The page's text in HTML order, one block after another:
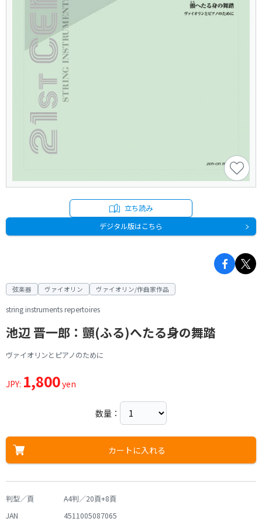
立ち読み
デジタル版はこちら
弦楽器 ヴァイオリン ヴァイオリン/作曲家作品
string instruments repertoires
池辺 晋一郎：顫(ふる)へたる身の舞踏
ヴァイオリンとピアノのために
JPY: 1,800yen
数量：
カートに入れる
判型／頁
A4判／20頁+8頁
JAN
4511005087065